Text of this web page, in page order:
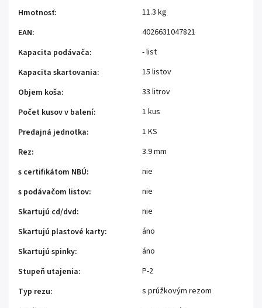
Hmotnosť:
11.3 kg
EAN:
4026631047821
Kapacita podávača:
- list
Kapacita skartovania:
15 listov
Objem koša:
33 litrov
Počet kusov v balení:
1 kus
Predajná jednotka:
1 KS
Rez:
3.9 mm
s certifikátom NBÚ:
nie
s podávačom listov:
nie
Skartujú cd/dvd:
nie
Skartujú plastové karty:
áno
Skartujú spinky:
áno
Stupeň utajenia:
P-2
Typ rezu:
s prúžkovým rezom